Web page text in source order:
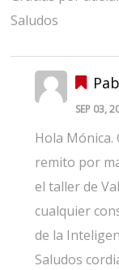
Saludos
SEP 03,
Hola
remito por
el taller de
cualquier
de la
Saludos